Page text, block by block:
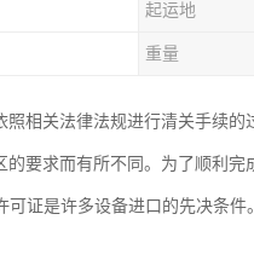
起运地
重量
相关法律法规进行清关手续
要求而有所不同。为了顺利完
证是许多设备进口的先决条件